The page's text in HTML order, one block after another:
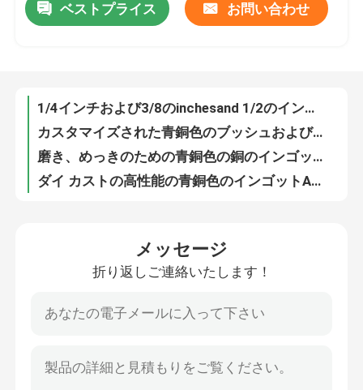
私達について
品質管理
私達に連絡して下さい
引用を要求して下さい
ベストプライス お問い合わせ
1/4インチおよび3/8のinchesand 1/2のインチを砂型で作る重力を造る高容量の青銅の鋳造付属品
0.03-3mmの黄銅ホイル ロール/コイル/ホイルH70 H68 H65 H62 C2600 C2680 GB UNS JIS
0.03-3mmの銅合金のストリップC5191 C51900 CuSn6 GB UNS JISのリンの銅のストリップのコイル
高力銅合金のストリップは、銅のニッケルのケイ素C70250 C7025を除去します
メッセージ
折り返しご連絡いたします！